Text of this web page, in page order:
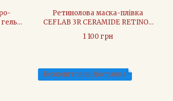
Ретинолова маска-плівка
CEFLAB 3R CERAMIDE RETINOL
PEEL OFF MASK - 50 мл
1 100 грн
Безкоштовна Доставка